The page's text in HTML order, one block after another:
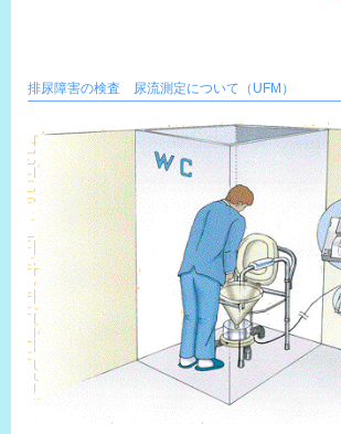
排尿障害の検査 尿流測定について（UFM）